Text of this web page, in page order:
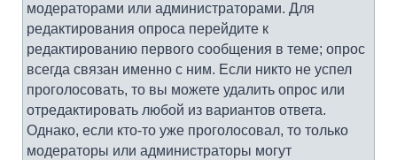
модераторами или администраторами. Для
редактирования опроса перейдите к
редактированию первого сообщения в теме; опрос
всегда связан именно с ним. Если никто не успел
проголосовать, то вы можете удалить опрос или
отредактировать любой из вариантов ответа.
Однако, если кто-то уже проголосовал, то только
модераторы или администраторы могут